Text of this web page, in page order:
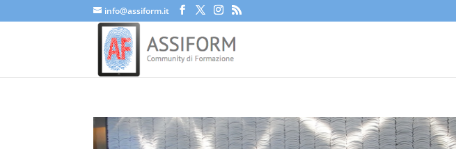
info@assiform.it